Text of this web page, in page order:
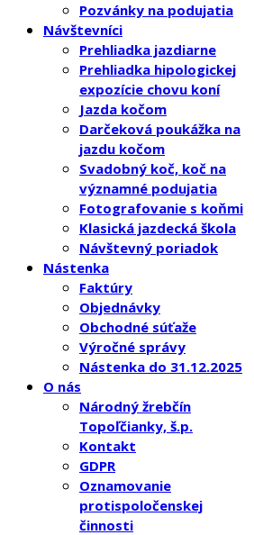
Pozvánky na podujatia
Návštevníci
Prehliadka jazdiarne
Prehliadka hipologickej
expozície chovu koní
Jazda kočom
Darčeková poukážka na
jazdu kočom
Svadobný koč, koč na
významné podujatia
Fotografovanie s koňmi
Klasická jazdecká škola
Návštevný poriadok
Nástenka
Faktúry
Objednávky
Obchodné súťaže
Výročné správy
Nástenka do 31.12.2025
O nás
Národný žrebčín
Topoľčianky, š.p.
Kontakt
GDPR
Oznamovanie
protispoločenskej
činnosti